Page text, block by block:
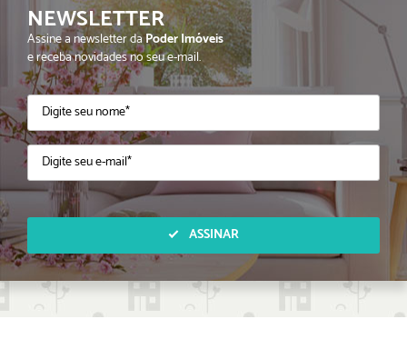
ENVIAR
NEWSLETTER
Assine a newsletter daPoder Imóveis
e receba novidades no seu e-mail.
ASSINAR